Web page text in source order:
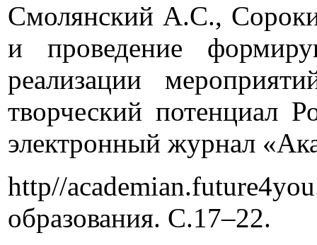
Смолянский А.С.,
и проведение
реализации
творческий потенциал
электронный журнал
http//
образования. С.17–22.